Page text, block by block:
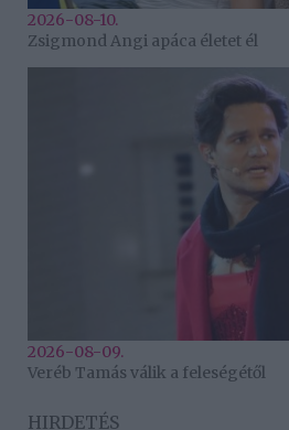
2026-08-10.
Zsigmond Angi apáca életet él
2026-08-09.
Veréb Tamás válik a feleségétől
HIRDETÉS